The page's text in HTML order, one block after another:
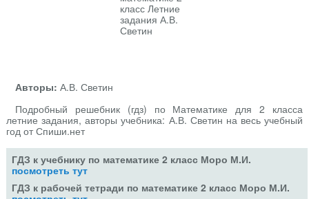
Авторы: А.В. Светин
Подробный решебник (гдз) по Математике для 2 класса
летние задания, авторы учебника: А.В. Светин на весь учебный
год от Спиши.нет
ГДЗ к учебнику по математике 2 класс Моро М.И.
посмотреть тут
ГДЗ к рабочей тетради по математике 2 класс Моро М.И.